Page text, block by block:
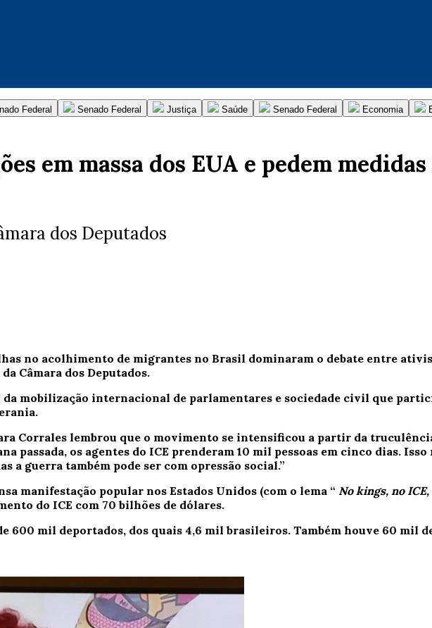
Federal Senado Federal Justiça Saúde Senado Federal Economia
em massa dos EUA e pedem
dos Deputados
no acolhimento de migrantes no Brasil dominaram o debate entre
Câmara dos Deputados.
mobilização internacional de parlamentares e sociedade civil que
Corrales lembrou que o movimento se intensificou a partir da
passada, os agentes do ICE prenderam 10 mil pessoas em cinco dias.
a guerra também pode ser com opressão social.”
manifestação popular nos Estados Unidos (com o lema “ No kings, no
do ICE com 70 bilhões de dólares.
600 mil deportados, dos quais 4,6 mil brasileiros. Também houve 60 mil